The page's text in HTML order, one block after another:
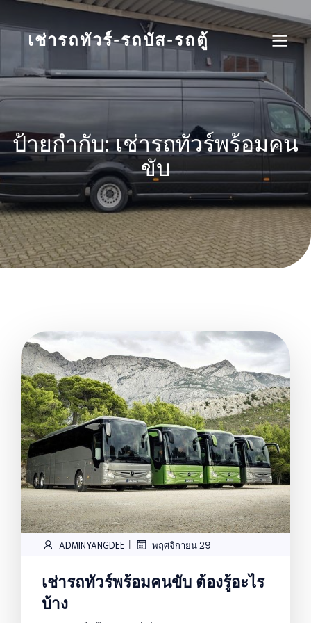
Skip
content
เช่ารถทัวร์-รถบัส-รถตู้
ป้ายกำกับ:เช่ารถทัวร์พร้อมคน
ขับ
ADMINYANGDEE | พฤศจิกายน 29
เช่ารถทัวร์พร้อมคนขับ ต้องรู้อะไร
บ้าง